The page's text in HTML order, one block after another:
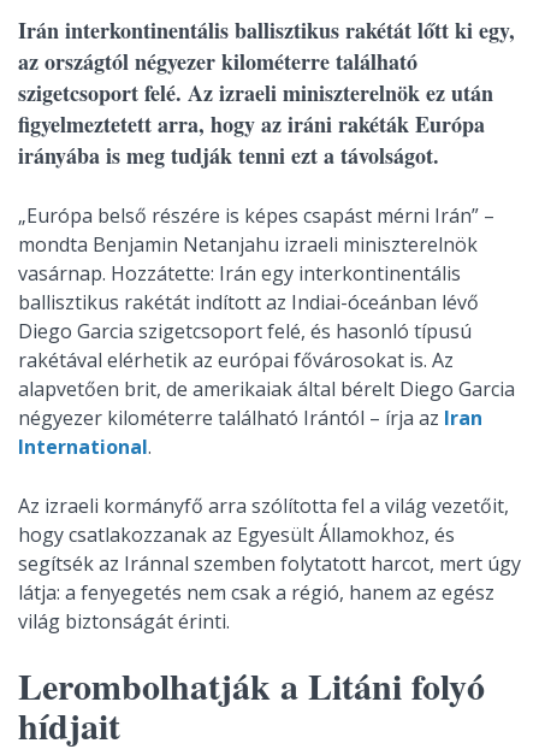
Irán interkontinentális ballisztikus rakétát lőtt ki egy,
az országtól négyezer kilométerre található
szigetcsoport felé. Az izraeli miniszterelnök ez után
figyelmeztetett arra, hogy az iráni rakéták Európa
irányába is meg tudják tenni ezt a távolságot.
„Európa belső részére is képes csapást mérni Irán” –
mondta Benjamin Netanjahu izraeli miniszterelnök
vasárnap. Hozzátette: Irán egy interkontinentális
ballisztikus rakétát indított az Indiai-óceánban lévő
Diego Garcia szigetcsoport felé, és hasonló típusú
rakétával elérhetik az európai fővárosokat is. Az
alapvetően brit, de amerikaiak által bérelt Diego Garcia
négyezer kilométerre található Irántól – írja az Iran
International.
Az izraeli kormányfő arra szólította fel a világ vezetőit,
hogy csatlakozzanak az Egyesült Államokhoz, és
segítsék az Iránnal szemben folytatott harcot, mert úgy
látja: a fenyegetés nem csak a régió, hanem az egész
világ biztonságát érinti.
Lerombolhatják a Litáni folyó
hídjait